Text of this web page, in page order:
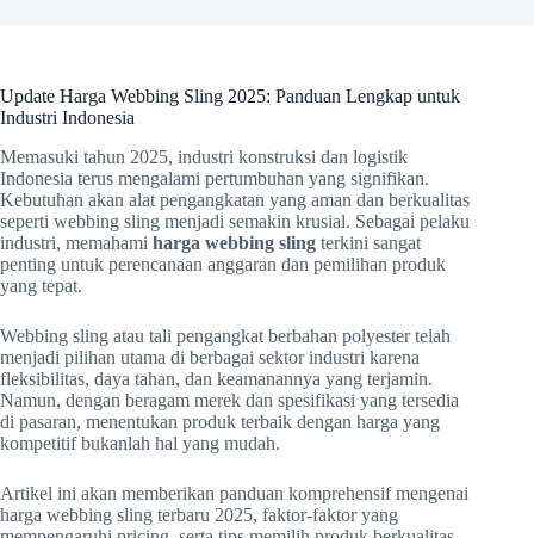
Update Harga Webbing Sling 2025: Panduan Lengkap untuk
Industri Indonesia
Memasuki tahun 2025, industri konstruksi dan logistik
Indonesia terus mengalami pertumbuhan yang signifikan.
Kebutuhan akan alat pengangkatan yang aman dan berkualitas
seperti webbing sling menjadi semakin krusial. Sebagai pelaku
industri, memahami harga webbing sling terkini sangat
penting untuk perencanaan anggaran dan pemilihan produk
yang tepat.
Webbing sling atau tali pengangkat berbahan polyester telah
menjadi pilihan utama di berbagai sektor industri karena
fleksibilitas, daya tahan, dan keamanannya yang terjamin.
Namun, dengan beragam merek dan spesifikasi yang tersedia
di pasaran, menentukan produk terbaik dengan harga yang
kompetitif bukanlah hal yang mudah.
Artikel ini akan memberikan panduan komprehensif mengenai
harga webbing sling terbaru 2025, faktor-faktor yang